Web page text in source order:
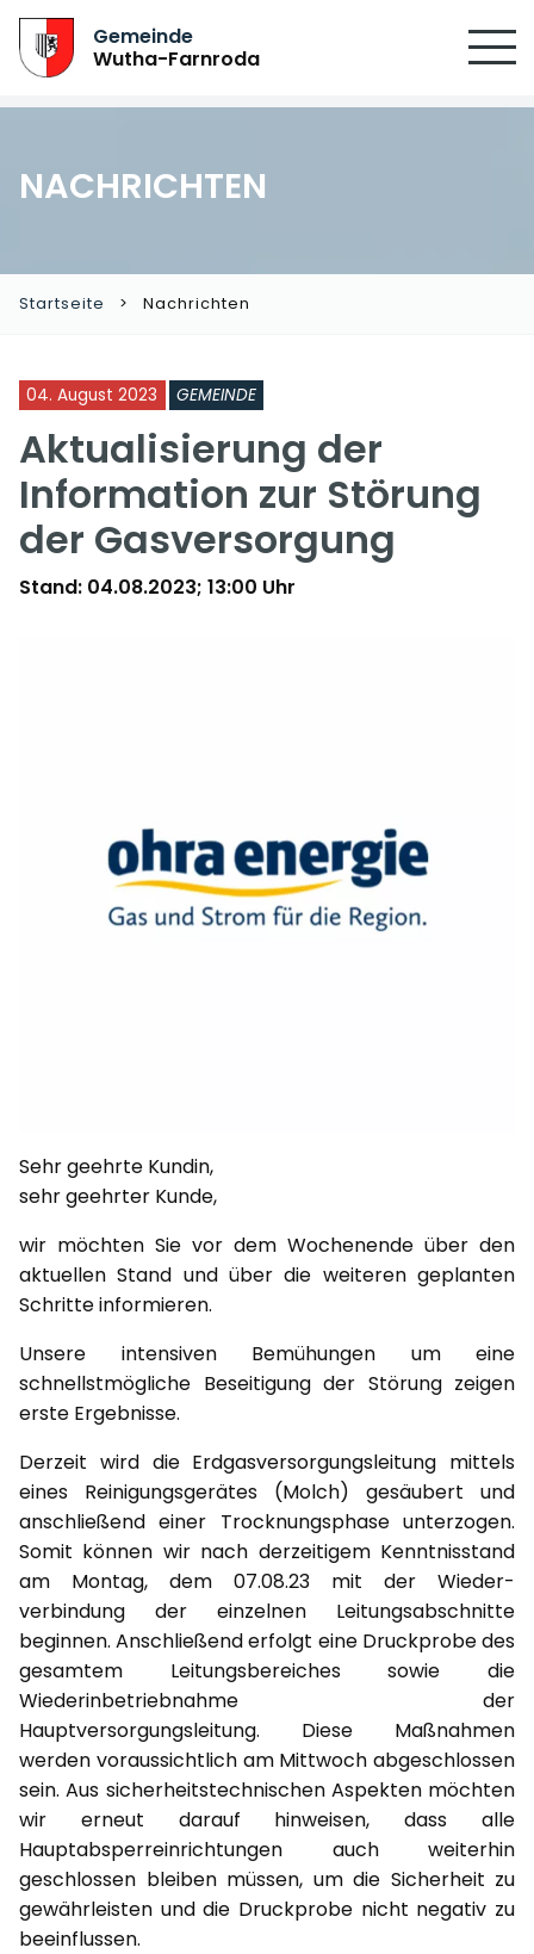
Gemeinde
Wutha-Farnroda
NACHRICHTEN
Startseite Nachrichten
04. August 2023 GEMEINDE
Aktualisierung der
Information zur Störung
der Gasversorgung
Stand: 04.08.2023; 13:00 Uhr
Sehr geehrte Kundin,
sehr geehrter Kunde,
wir möchten Sie vor dem Wochenende über den
aktuellen Stand und über die weiteren geplanten
Schritte informieren.
Unsere intensiven Bemühungen um eine
schnellstmögliche Beseitigung der Störung zeigen
erste Ergebnisse.
Derzeit wird die Erdgasversorgungsleitung mittels
eines Reinigungsgerätes (Molch) gesäubert und
anschließend einer Trocknungsphase unterzogen.
Somit können wir nach derzeitigem Kenntnisstand
am Montag, dem 07.08.23 mit der Wieder-
verbindung der einzelnen Leitungsabschnitte
beginnen. Anschließend erfolgt eine Druckprobe des
gesamtem Leitungsbereiches sowie die
Wiederinbetriebnahme der
Hauptversorgungsleitung. Diese Maßnahmen
werden voraussichtlich am Mittwoch abgeschlossen
sein. Aus sicherheitstechnischen Aspekten möchten
wir erneut darauf hinweisen, dass alle
Hauptabsperreinrichtungen auch weiterhin
geschlossen bleiben müssen, um die Sicherheit zu
gewährleisten und die Druckprobe nicht negativ zu
beeinflussen.